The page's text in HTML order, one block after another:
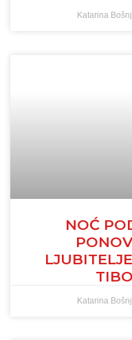
Katarina
NOĆ
Katarina